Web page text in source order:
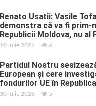
Renato Usatîi: Vasile
demonstra că va fi prim-
Republicii Moldova, nu al
10 iulie 2026 6
Partidul Nostru
European și cere
fondurilor UE în
30 iulie 2026 5